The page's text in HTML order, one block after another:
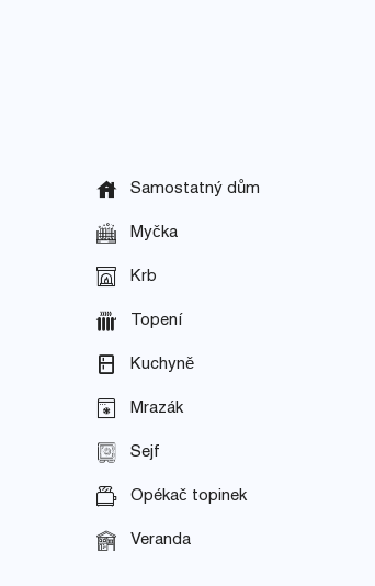
Samostatný dům
Myčka
Krb
Topení
Kuchyně
Mrazák
Sejf
Opékač topinek
Veranda